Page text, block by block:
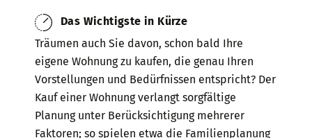
Das Wichtigste in Kürze
Träumen auch Sie davon, schon bald Ihre
eigene Wohnung zu kaufen, die genau Ihren
Vorstellungen und Bedürfnissen entspricht? Der
Kauf einer Wohnung verlangt sorgfältige
Planung unter Berücksichtigung mehrerer
Faktoren; so spielen etwa die Familienplanung